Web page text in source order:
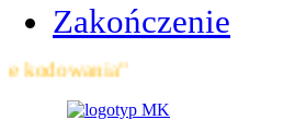
Zakończenie